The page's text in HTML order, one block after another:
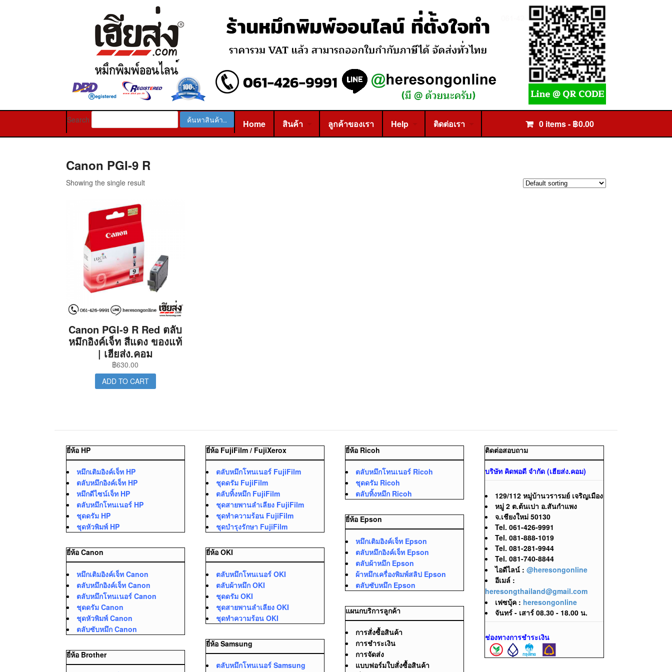
Search Home สินค้า ลูกค้าของเรา Help ติดต่อเรา 0 items - ฿0.00
Canon PGI-9 R
Showing the single result
Canon PGI-9 R Red ตลับ
หมึกอิงค์เจ็ท สีแดง ของแท้
| เฮียส่ง.คอม
฿630.00
ADD TO CART
ยี่ห้อ HP
หมึกเติมอิงค์เจ็ท HP
ตลับหมึกอิงค์เจ็ท HP
หมึกดีไซน์เจ็ท HP
ตลับหมึกโทนเนอร์ HP
ชุดดรัม HP
ชุดหัวพิมพ์ HP
ยี่ห้อ Canon
หมึกเติมอิงค์เจ็ท Canon
ตลับหมึกอิงค์เจ็ท Canon
ตลับหมึกโทนเนอร์ Canon
ชุดดรัม Canon
ชุดหัวพิมพ์ Canon
ตลับซับหมึก Canon
ยี่ห้อ Brother
ยี่ห้อ FujiFilm / FujiXerox
ตลับหมึกโทนเนอร์ FujiFilm
ชุดดรัม FujiFilm
ตลับทิ้งหมึก FujiFilm
ชุดสายพานลำเลียง FujiFilm
ชุดทำความร้อน FujiFilm
ชุดบำรุงรักษา FujiFilm
ยี่ห้อ OKI
ตลับหมึกโทนเนอร์ OKI
ตลับผ้าหมึก OKI
ชุดดรัม OKI
ชุดสายพานลำเลียง OKI
ชุดทำความร้อน OKI
ยี่ห้อ Samsung
ตลับหมึกโทนเนอร์ Samsung
ยี่ห้อ Ricoh
ตลับหมึกโทนเนอร์ Ricoh
ชุดดรัม Ricoh
ตลับทิ้งหมึก Ricoh
ยี่ห้อ Epson
หมึกเติมอิงค์เจ็ท Epson
ตลับหมึกอิงค์เจ็ท Epson
ตลับผ้าหมึก Epson
ผ้าหมึกเครื่องพิมพ์สลิป Epson
ตลับซับหมึก Epson
แผนกบริการลูกค้า
การสั่งซื้อสินค้า
การชำระเงิน
การจัดส่ง
แบบฟอร์มใบสั่งซื้อสินค้า
ติดต่อสอบถาม
บริษัท คิดพอดี จำกัด (เฮียส่ง.คอม)
129/112 หมู่บ้านวรารมย์ เจริญเมือง
หมู่ 2 ต.ต้นเปา อ.สันกำแพง
จ.เชียงใหม่ 50130
Tel. 061-426-9991
Tel. 081-888-1019
Tel. 081-281-9944
Tel. 081-740-8844
ไอดีไลน์ :@heresongonline
อีเมล์ :
heresongthailand@gmail.com
เฟซบุ้ค : heresongonline
จันทร์ - เสาร์ 08.30 - 18.00 น.
ช่องทางการชำระเงิน